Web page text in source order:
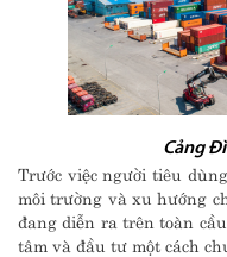
Cảng
Trước việc người tiêu
môi trường và xu hướng
đang diễn ra trên toàn
tâm và đầu tư một cách